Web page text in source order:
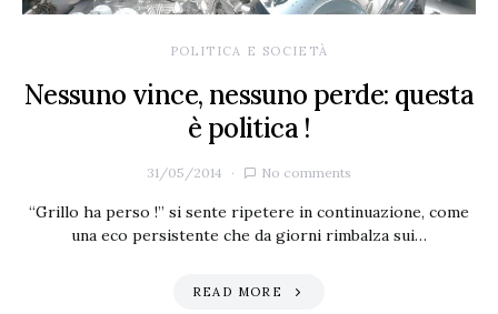
POLITICA E SOCIETÀ
Nessuno vince, nessuno perde: questa
è politica !
31/05/2014 No comments
“Grillo ha perso !” si sente ripetere in continuazione, come
una eco persistente che da giorni rimbalza sui…
READ MORE